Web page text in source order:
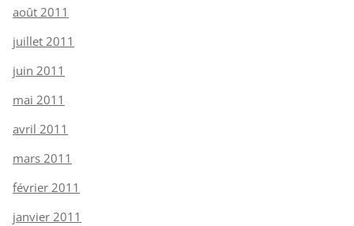
août 2011
juillet 2011
juin 2011
mai 2011
avril 2011
mars 2011
février 2011
janvier 2011